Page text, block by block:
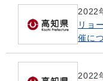
2022
リョ
催に
2022